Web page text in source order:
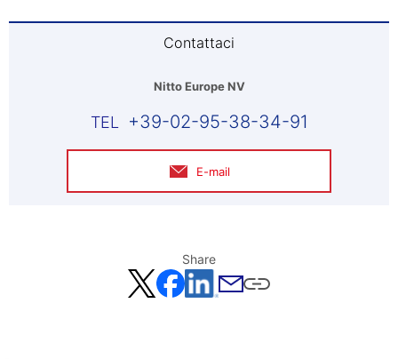
Contattaci
Nitto Europe NV
+39-02-95-38-34-91
E-mail
Share